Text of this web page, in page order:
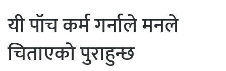
यी पॉच कर्म गर्नाले मनले
चिताएको पुराहुन्छ